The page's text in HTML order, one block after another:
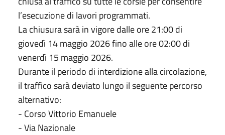
l’esecuzione di lavori programmati.
La chiusura sarà in vigore dalle ore 21:00 di
giovedì 14 maggio 2026 fino alle ore 02:00 di
venerdì 15 maggio 2026.
Durante il periodo di interdizione alla circolazione,
il traffico sarà deviato lungo il seguente percorso
alternativo:
- Corso Vittorio Emanuele
- Via Nazionale